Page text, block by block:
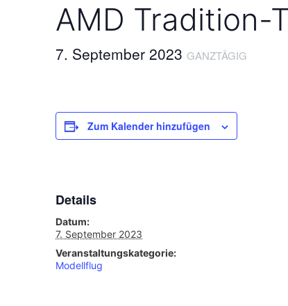
AMD Tradition-
7. September 2023 GANZTÄGIG
Zum Kalender hinzufügen
Details
Datum:
7. September 2023
Veranstaltungskategorie:
Modellflug